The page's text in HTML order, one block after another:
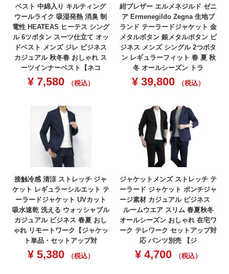
ベスト 中綿入り キルティング
ウールライク 吸湿発熱 消臭 制
電性 HEATEAS ヒーテス シング
ル 6ツボタン スーツ仕立て オッ
ドベスト メンズ ジレ ビジネス
カジュアル 秋冬春 おしゃれ ス
ーツインナーベスト【ネコ
¥ 7,580 （税込）
紺ブレザー エルメネジルド ゼニ
ア Ermenegildo Zegna 生地ブ
ランド テーラードジャケット 金
メタルボタン 銀メタルボタン ビ
ジネス メンズ シングル 2つボタ
ン レギュラーフィット 春 夏 秋
冬 オールシーズン トラ
¥ 39,800 （税込）
接触冷感 清涼 ストレッチ ジャ
ケット レギュラーシルエット テ
ーラードジャケット UVカット
吸水速乾 洗える ウォッシャブル
カジュアル ビジネス 春夏 おし
ゃれ リモートワーク【ジャケッ
ト単品・セットアップ対
¥ 5,380 （税込）
ジャケットメンズ ストレッチ テ
ーラード ジャケット ポンチジャ
ージ素材 カジュアル ビジネス
ルームウエア スリム 春夏秋冬
オールシーズン おしゃれ 在宅ワ
ーク テレワーク セットアップ対
応 パンツ別売 【ジ
¥ 4,700 （税込）